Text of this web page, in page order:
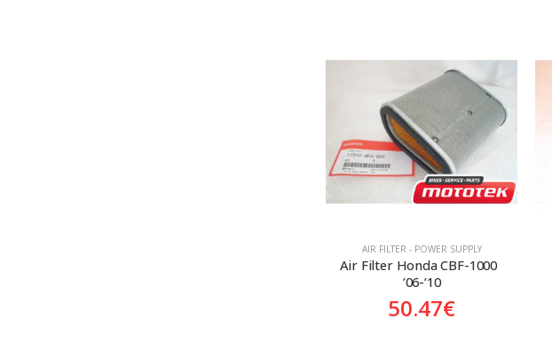
AIR FILTER - POWER SUPPLY
Air Filter Honda CBF-1000
’06-’10
50.47€